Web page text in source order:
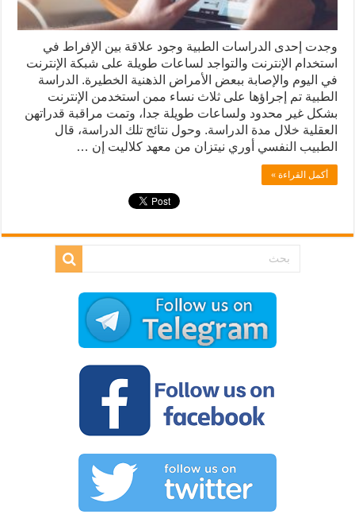
وجدت إحدى الدراسات الطبية وجود علاقة بين الإفراط في
استخدام الإنترنت والتواجد لساعات طويلة على شبكة الإنترنت
في اليوم والإصابة ببعض الأمراض الذهنية الخطيرة. الدراسة
الطبية تم إجراؤها على ثلاث نساء ممن استخدمن الإنترنت
بشكل غير محدود ولساعات طويلة جدا، وتمت مراقبة قدراتهن
العقلية خلال مدة الدراسة. وحول نتائج تلك الدراسة، قال
الطبيب النفسي أوري نيتزان من معهد كلاليت إن …
أكمل القراءة »